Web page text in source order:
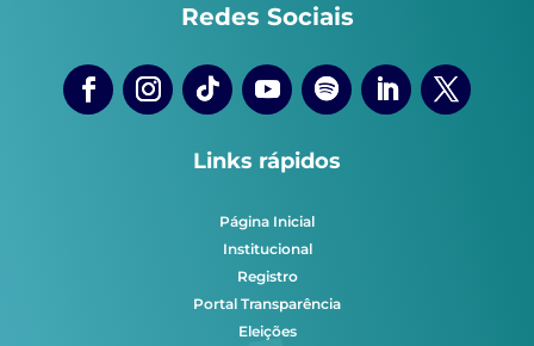
Redes Sociais
Links rápidos
Página Inicial
Institucional
Registro
Portal Transparência
Eleições